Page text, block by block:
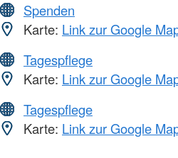
Spenden
Karte: Link zur Google
Tagespflege
Karte: Link zur Google
Tagespflege
Karte: Link zur Google